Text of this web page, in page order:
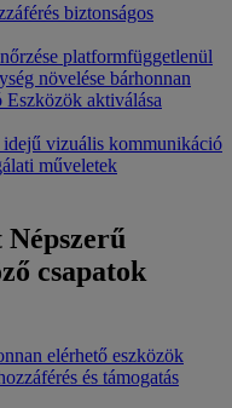
biztonságos
platformfüggetlenül
növelése bárhonnan
Eszközök aktiválása
idejű vizuális kommunikáció
műveletek
Népszerű
csapatok
elérhető eszközök
és támogatás